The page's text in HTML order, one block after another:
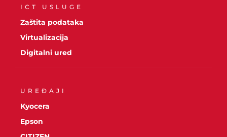
ICT USLUGE
Zaštita podataka
Virtualizacija
Digitalni ured
UREĐAJI
Kyocera
Epson